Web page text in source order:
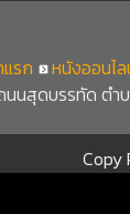
รก หนังออนไ
นนสุดบรรทัด ต